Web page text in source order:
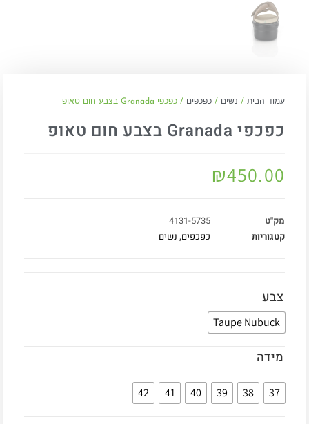
עמוד הבית / נשים / כפכפים / כפכפי Granada בצבע חום טאופ
כפכפי Granada בצבע חום טאופ
₪450.00
מק"ט
4131-5735
קטגוריות
כפכפים, נשים
צבע
Taupe Nubuck
מידה
37
38
39
40
41
42